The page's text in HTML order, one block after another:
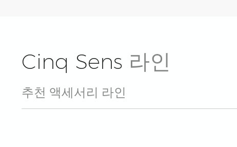
Cinq Sens 라인
추천 액세서리 라인